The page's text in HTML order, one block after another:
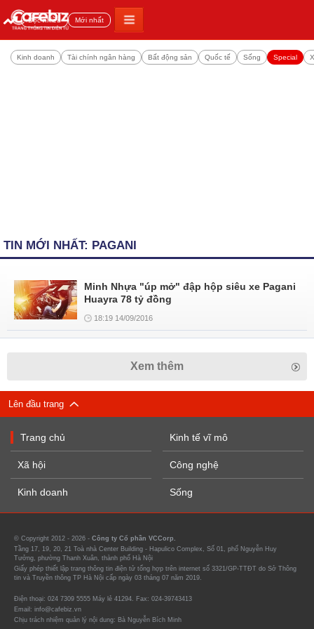
Đọc nhiều Mới nhất
Kinh doanh Tài chính ngân hàng Bất động sản Quốc tế Sống Special
TIN MỚI NHẤT: PAGANI
Minh Nhựa "úp mở" đập hộp siêu xe Pagani
Huayra 78 tỷ đồng
18:19 14/09/2016
Xem thêm
Lên đầu trang
Trang chủ
Xã hội
Kinh doanh
Kinh tế vĩ mô
Công nghệ
Sống
© Copyright 2012 - 2026 - Công ty Cổ phần VCCorp.
Tầng 17, 19, 20, 21 Toà nhà Center Building - Hapulico Complex, Số 01, phố Nguyễn Huy
Tưởng, phường Thanh Xuân, thành phố Hà Nội
Giấy phép thiết lập trang thông tin điện tử tổng hợp trên internet số 3321/GP-TTĐT do Sở Thông
tin và Truyền thông TP Hà Nội cấp ngày 03 tháng 07 năm 2019.
Điện thoại: 024 7309 5555 Máy lẻ 41294. Fax: 024-39743413
Email: info@cafebiz.vn
Chịu trách nhiệm quản lý nội dung: Bà Nguyễn Bích Minh